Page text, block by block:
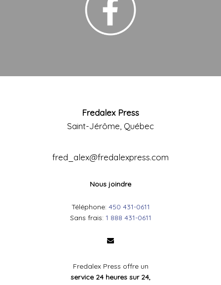
Fredalex Press
Saint-Jérôme, Québec
fred_alex@fredalexpress.com
Nous joindre
Téléphone: 450 431-0611
Sans frais: 1 888 431-0611
Fredalex Press offre un
service 24 heures sur 24,